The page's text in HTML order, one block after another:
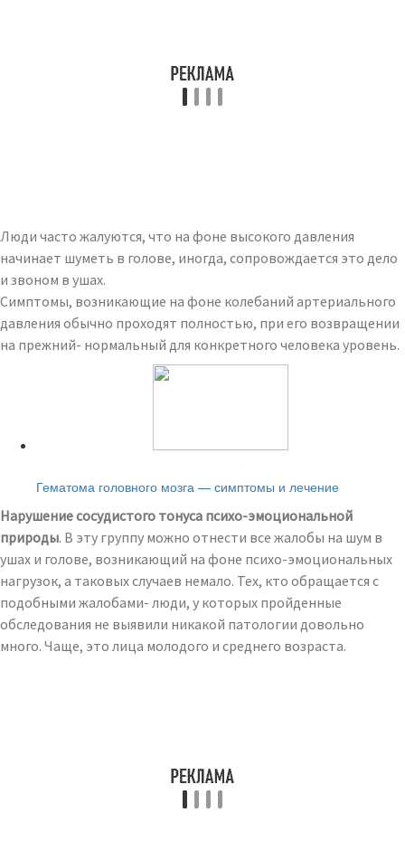
Люди часто жалуются, что на фоне высокого давления
начинает шуметь в голове, иногда, сопровождается это дело
и звоном в ушах.
Симптомы, возникающие на фоне колебаний артериального
давления обычно проходят полностью, при его возвращении
на прежний- нормальный для конкретного человека уровень.
Гематома головного мозга — симптомы и лечение
Нарушение сосудистого тонуса психо-эмоциональной
природы. В эту группу можно отнести все жалобы на шум в
ушах и голове, возникающий на фоне психо-эмоциональных
нагрузок, а таковых случаев немало. Тех, кто обращается с
подобными жалобами- люди, у которых пройденные
обследования не выявили никакой патологии довольно
много. Чаще, это лица молодого и среднего возраста.